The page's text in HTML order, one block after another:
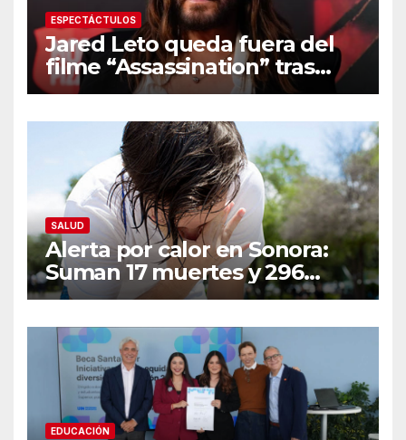
ESPECTÁCTULOS
Jared Leto queda fuera del
filme “Assassination” tras
resurgir denuncias de
SALUD
Alerta por calor en Sonora:
Suman 17 muertes y 296
casos; estas son las
señales de alarma
EDUCACIÓN